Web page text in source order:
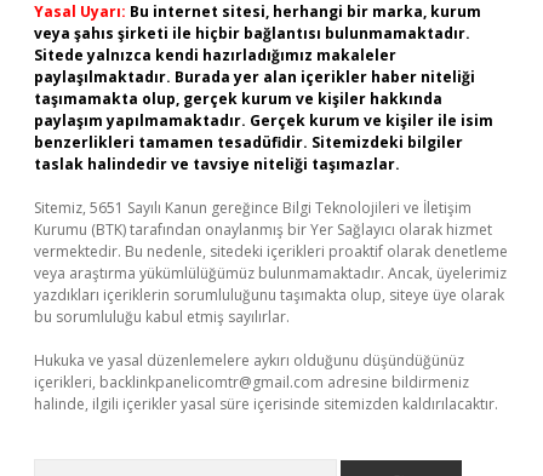
Yasal Uyarı: Bu internet sitesi, herhangi bir marka, kurum
veya şahıs şirketi ile hiçbir bağlantısı bulunmamaktadır.
Sitede yalnızca kendi hazırladığımız makaleler
paylaşılmaktadır. Burada yer alan içerikler haber niteliği
taşımamakta olup, gerçek kurum ve kişiler hakkında
paylaşım yapılmamaktadır. Gerçek kurum ve kişiler ile isim
benzerlikleri tamamen tesadüfidir. Sitemizdeki bilgiler
taslak halindedir ve tavsiye niteliği taşımazlar.
Sitemiz, 5651 Sayılı Kanun gereğince Bilgi Teknolojileri ve İletişim
Kurumu (BTK) tarafından onaylanmış bir Yer Sağlayıcı olarak hizmet
vermektedir. Bu nedenle, sitedeki içerikleri proaktif olarak denetleme
veya araştırma yükümlülüğümüz bulunmamaktadır. Ancak, üyelerimiz
yazdıkları içeriklerin sorumluluğunu taşımakta olup, siteye üye olarak
bu sorumluluğu kabul etmiş sayılırlar.
Hukuka ve yasal düzenlemelere aykırı olduğunu düşündüğünüz
içerikleri, backlinkpanelicomtr@gmail.com adresine bildirmeniz
halinde, ilgili içerikler yasal süre içerisinde sitemizden kaldırılacaktır.